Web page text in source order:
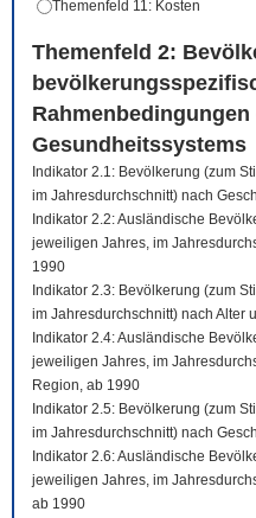
Themenfeld 11: Kosten
Themenfeld 2:
Rahmenbedingungen
Gesundheitssystems
Indikator 2.1: Bevölkerung (zum
im Jahresdurchschnitt) nach
Indikator 2.2: Ausländische
jeweiligen Jahres, im
1990
Indikator 2.3: Bevölkerung (zum
im Jahresdurchschnitt) nach Alter
Indikator 2.4: Ausländische
jeweiligen Jahres, im
Region, ab 1990
Indikator 2.5: Bevölkerung (zum
im Jahresdurchschnitt) nach
Indikator 2.6: Ausländische
jeweiligen Jahres, im
ab 1990